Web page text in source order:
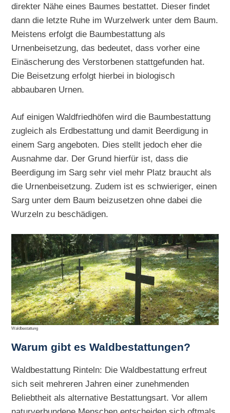
direkter Nähe eines Baumes bestattet. Dieser findet
dann die letzte Ruhe im Wurzelwerk unter dem Baum.
Meistens erfolgt die Baumbestattung als
Urnenbeisetzung, das bedeutet, dass vorher eine
Einäscherung des Verstorbenen stattgefunden hat.
Die Beisetzung erfolgt hierbei in biologisch
abbaubaren Urnen.
Auf einigen Waldfriedhöfen wird die Baumbestattung
zugleich als Erdbestattung und damit Beerdigung in
einem Sarg angeboten. Dies stellt jedoch eher die
Ausnahme dar. Der Grund hierfür ist, dass die
Beerdigung im Sarg sehr viel mehr Platz braucht als
die Urnenbeisetzung. Zudem ist es schwieriger, einen
Sarg unter dem Baum beizusetzen ohne dabei die
Wurzeln zu beschädigen.
Waldbestattung
Warum gibt es Waldbestattungen?
Waldbestattung Rinteln: Die Waldbestattung erfreut
sich seit mehreren Jahren einer zunehmenden
Beliebtheit als alternative Bestattungsart. Vor allem